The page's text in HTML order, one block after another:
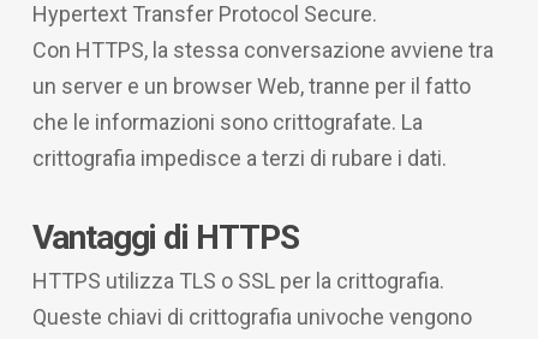
Hypertext Transfer Protocol Secure.
Con HTTPS, la stessa conversazione avviene tra
un server e un browser Web, tranne per il fatto
che le informazioni sono crittografate. La
crittografia impedisce a terzi di rubare i dati.
Vantaggi di HTTPS
HTTPS utilizza TLS o SSL per la crittografia.
Queste chiavi di crittografia univoche vengono